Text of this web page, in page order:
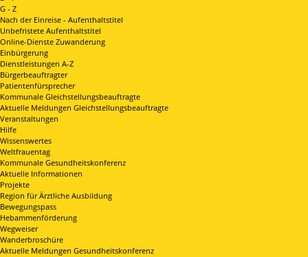
G - Z
Nach der Einreise - Aufenthaltstitel
Unbefristete Aufenthaltstitel
Online-Dienste Zuwanderung
Einbürgerung
Dienstleistungen A-Z
Bürgerbeauftragter
Patientenfürsprecher
Kommunale Gleichstellungsbeauftragte
Aktuelle Meldungen Gleichstellungsbeauftragte
Veranstaltungen
Hilfe
Wissenswertes
Weltfrauentag
Kommunale Gesundheitskonferenz
Aktuelle Informationen
Projekte
Region für Ärztliche Ausbildung
Bewegungspass
Hebammenförderung
Wegweiser
Wanderbroschüre
Aktuelle Meldungen Gesundheitskonferenz